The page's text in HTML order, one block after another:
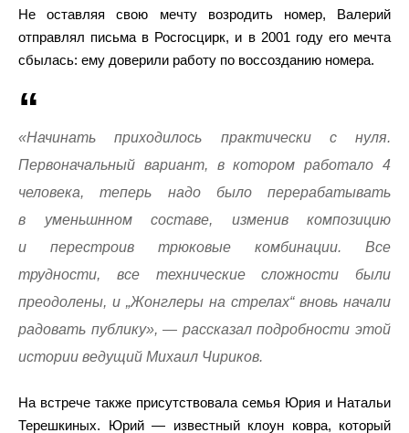
Не оставляя свою мечту возродить номер, Валерий
отправлял письма в Росгосцирк, и в 2001 году его мечта
сбылась: ему доверили работу по воссозданию номера.
«Начинать приходилось практически с нуля.
Первоначальный вариант, в котором работало 4
человека, теперь надо было перерабатывать
в уменьшнном составе, изменив композицию
и перестроив трюковые комбинации. Все
трудности, все технические сложности были
преодолены, и „Жонглеры на стрелах“ вновь начали
радовать публику», — рассказал подробности этой
истории ведущий Михаил Чириков.
На встрече также присутствовала семья Юрия и Натальи
Терешкиных. Юрий — известный клоун ковра, который